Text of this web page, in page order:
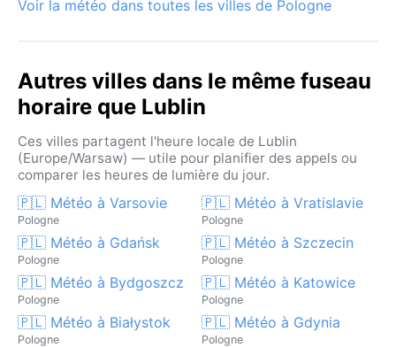
Voir la météo dans toutes les villes de Pologne
Autres villes dans le même fuseau
horaire que Lublin
Ces villes partagent l'heure locale de Lublin
(Europe/Warsaw) — utile pour planifier des appels ou
comparer les heures de lumière du jour.
🇵🇱 Météo à Varsovie
Pologne
🇵🇱 Météo à Vratislavie
Pologne
🇵🇱 Météo à Gdańsk
Pologne
🇵🇱 Météo à Szczecin
Pologne
🇵🇱 Météo à Bydgoszcz
Pologne
🇵🇱 Météo à Katowice
Pologne
🇵🇱 Météo à Białystok
Pologne
🇵🇱 Météo à Gdynia
Pologne